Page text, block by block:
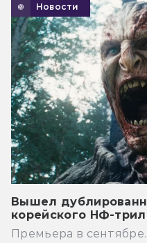
Новости
Вышел
корейского НФ-
Премьера в сентябре.